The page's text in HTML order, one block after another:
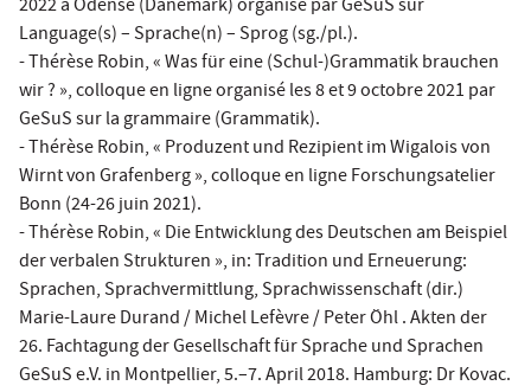
2022 à Odense (Danemark) organisé par GeSuS sur
Language(s) – Sprache(n) – Sprog (sg./pl.).
- Thérèse Robin, « Was für eine (Schul-)Grammatik brauchen
wir ? », colloque en ligne organisé les 8 et 9 octobre 2021 par
GeSuS sur la grammaire (Grammatik).
- Thérèse Robin, « Produzent und Rezipient im Wigalois von
Wirnt von Grafenberg », colloque en ligne Forschungsatelier
Bonn (24-26 juin 2021).
- Thérèse Robin, « Die Entwicklung des Deutschen am Beispiel
der verbalen Strukturen », in: Tradition und Erneuerung:
Sprachen, Sprachvermittlung, Sprachwissenschaft (dir.)
Marie-Laure Durand / Michel Lefèvre / Peter Öhl . Akten der
26. Fachtagung der Gesellschaft für Sprache und Sprachen
GeSuS e.V. in Montpellier, 5.–7. April 2018. Hamburg: Dr Kovac.